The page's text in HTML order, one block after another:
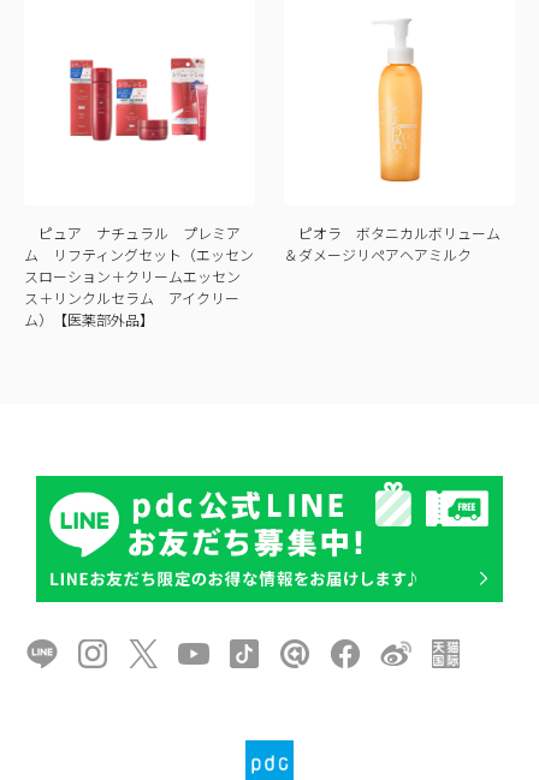
ピュア ナチュラル プレミア
ム リフティングセット（エッセン
スローション＋クリームエッセン
ス＋リンクルセラム アイクリー
ム）【医薬部外品】
ピオラ ボタニカルボリューム
＆ダメージリペアヘアミルク